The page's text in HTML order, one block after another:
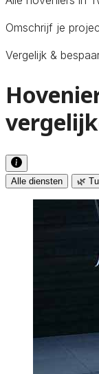
Omschrijf je
Vergelijk &
Alle diensten 🌿